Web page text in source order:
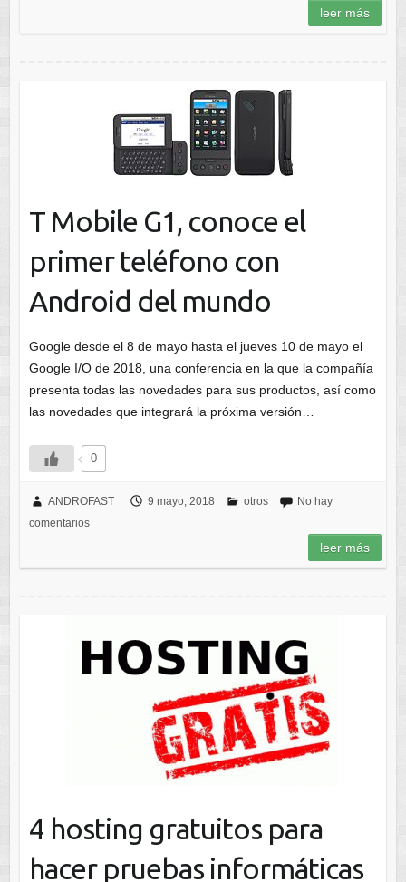
leer más
T Mobile G1, conoce el
primer teléfono con
Android del mundo
Google desde el 8 de mayo hasta el jueves 10 de mayo el
Google I/O de 2018, una conferencia en la que la compañía
presenta todas las novedades para sus productos, así como
las novedades que integrará la próxima versión…
0
ANDROFAST 9 mayo, 2018 otros
No hay
comentarios
leer más
4 hosting gratuitos para
hacer pruebas informáticas